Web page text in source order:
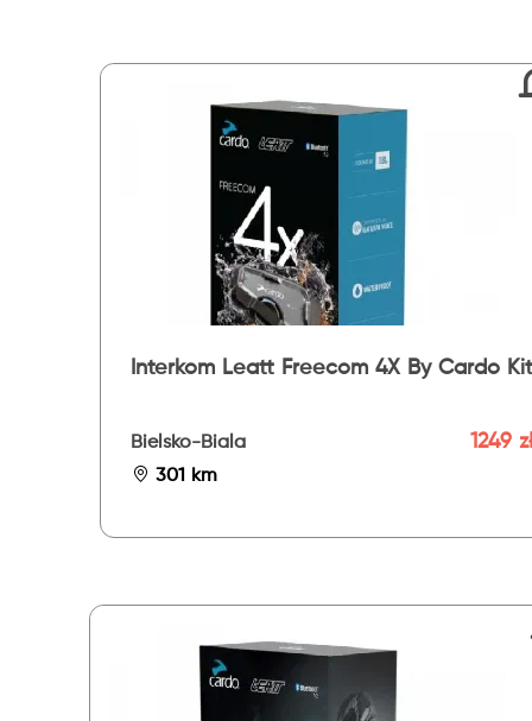
Interkom Leatt Freecom 4X By Cardo
Bielsko-Biala
301 km
1249